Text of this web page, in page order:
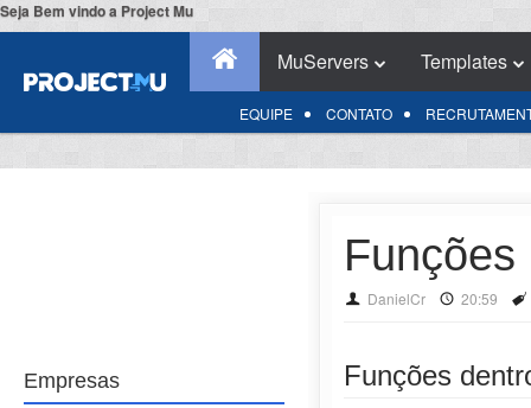
Seja Bem vindo a Project Mu
MuServers Templates
EQUIPE CONTATO
Empresas
Funções
DanielCr 20:59
Funções